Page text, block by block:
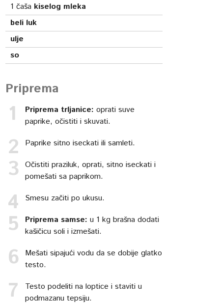
1 čaša kiselog mleka
beli luk
ulje
so
Priprema
Priprema trljanice:oprati suve
paprike, očistiti i skuvati.
Paprike sitno iseckati ili samleti.
Očistiti praziluk, oprati, sitno iseckati i
pomešati sa paprikom.
Smesu začiti po ukusu.
Priprema samse:u 1 kg brašna dodati
kašičicu soli i izmešati.
Mešati sipajući vodu da se dobije glatko
testo.
Testo podeliti na loptice i staviti u
podmazanu tepsiju.